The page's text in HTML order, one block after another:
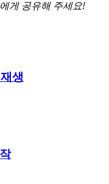
게 공유해 주세요!
생